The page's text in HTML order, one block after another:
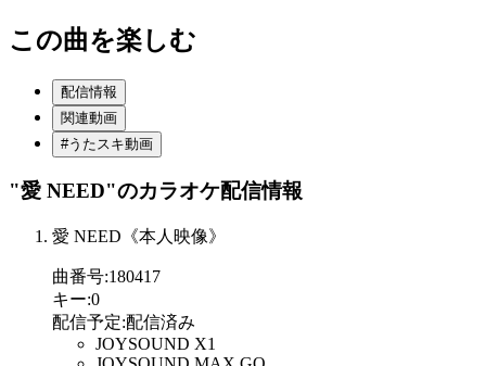
この曲を楽しむ
配信情報
関連動画
#うたスキ動画
"愛 NEED"のカラオケ配信情報
愛 NEED《本人映像》
曲番号:180417
キー:0
配信予定:配信済み
JOYSOUND X1